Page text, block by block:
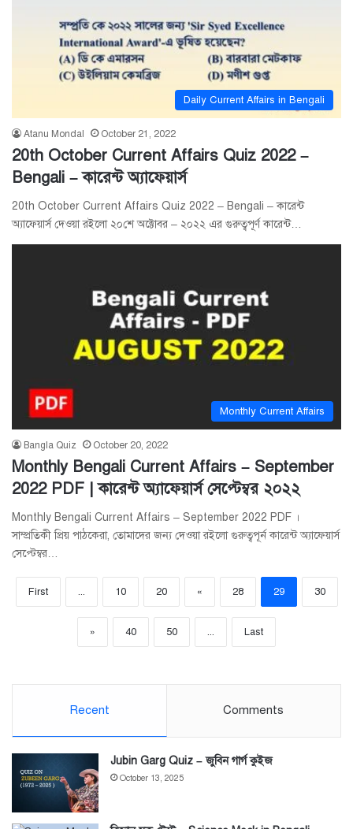
Daily Current Affairs in Bengali
Atanu Mondal October 21, 2022
20th October Current Affairs Quiz 2022 –
Bengali – কারেন্ট অ্যাফেয়ার্স
20th October Current Affairs Quiz 2022 – Bengali – কারেন্ট
অ্যাফেয়ার্স দেওয়া রইলো ২০শে অক্টোবর – ২০২২ এর গুরুত্বপূর্ণ কারেন্ট…
Monthly Current Affairs
Bangla Quiz October 20, 2022
Monthly Bengali Current Affairs – September
2022 PDF | কারেন্ট অ্যাফেয়ার্স সেপ্টেম্বর ২০২২
Monthly Bengali Current Affairs – September 2022 PDF ।
সাম্প্রতিকী প্রিয় পাঠকেরা, তোমাদের জন্য দেওয়া রইলো গুরুত্বপূর্ন কারেন্ট অ্যাফেয়ার্স
সেপ্টেম্বর…
First ... 10 20 « 28 29 30
» 40 50 ... Last
Recent Comments
Jubin Garg Quiz – জুবিন গার্গ কুইজ
October 13, 2025